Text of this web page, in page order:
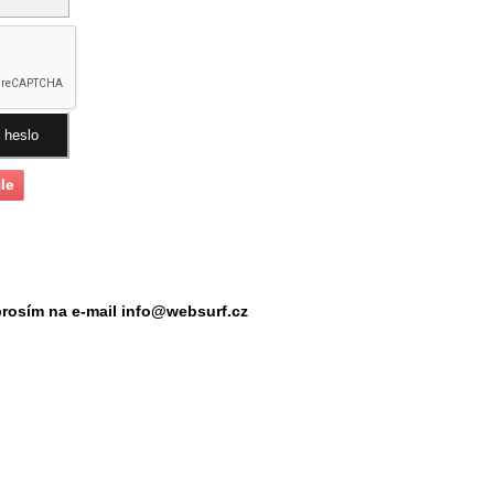
na e-mail info@websurf.cz